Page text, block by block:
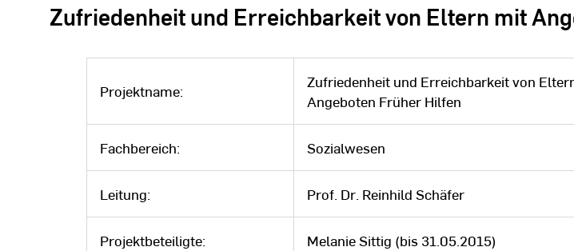
AngebotenZufriedenheit und Erreichbarkeit von Eltern mit
Projektname:
Zufriedenheit und Erreichbarkeit von
Angeboten Früher Hilfen
Fachbereich: Sozialwesen
Leitung: Prof. Dr. Reinhild Schäfer
Projektbeteiligte: Melanie Sittig (bis 31.05.2015)